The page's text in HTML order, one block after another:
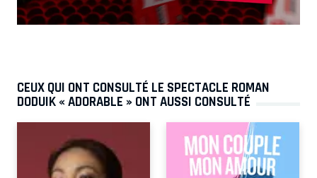
CEUX QUI ONT CONSULTÉ LE SPECTACLE ROMAN
DODUIK « ADORABLE » ONT AUSSI CONSULTÉ